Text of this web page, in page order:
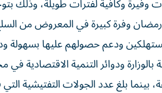
وفرة كبيرة في المعروض من
ودعم حصولهم عليها بسهولة